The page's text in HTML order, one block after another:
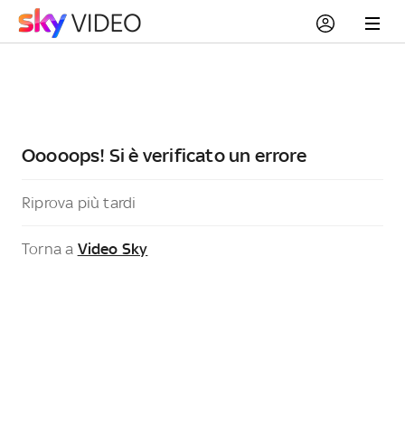
Ooooops! Si è verificato un errore
Riprova più tardi
Torna a Video Sky